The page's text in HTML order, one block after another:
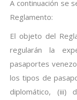
A continuación se
Reglamento:
El objeto del
regularán la
pasaportes
los tipos de
diplomático, (iii)